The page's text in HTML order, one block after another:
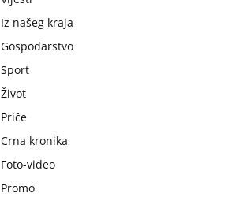
Iz našeg kraja
Gospodarstvo
Sport
Život
Priče
Crna kronika
Foto-video
Promo